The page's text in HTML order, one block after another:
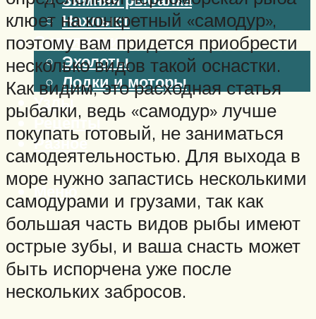
Нахлыст
Снаряжение
Эхолоты
Лодки и моторы
Узлы
Рецепты
Разное
Меню
клюет на конкретный «самодур»,
поэтому вам придется приобрести
несколько видов такой оснастки.
Как видим, это расходная статья
рыбалки, ведь «самодур» лучше
покупать готовый, не заниматься
самодеятельностью. Для выхода в
море нужно запастись несколькими
самодурами и грузами, так как
большая часть видов рыбы имеют
острые зубы, и ваша снасть может
быть испорчена уже после
нескольких забросов.